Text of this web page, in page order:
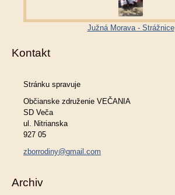
Južná Morava - Strážnice
Kontakt
Stránku spravuje
Občianske združenie VEČANIA
SD Veča
ul. Nitrianska
927 05
zborrodiny@gmail.com
Archiv